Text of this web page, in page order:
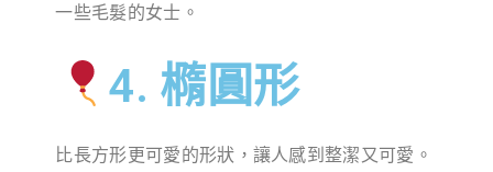
一些毛髮的女士。
4. 橢圓形
比長方形更可愛的形狀，讓人感到整潔又可愛。